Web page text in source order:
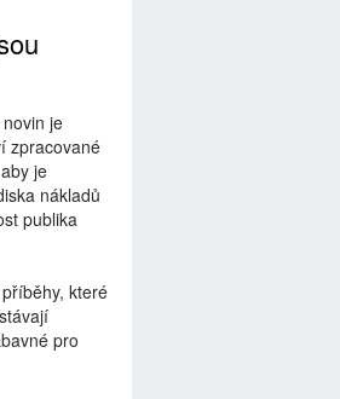
je
zpracované
je
nákladů
publika
které
pro